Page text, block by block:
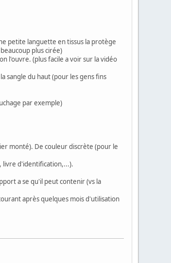
petite languette en tissus la protège
plus cirée)
l'ouvre. (plus facile a voir sur la vidéo
sangle du haut (pour les gens fins
par exemple)
monté). De couleur discrète (pour le
livre d'identification,...).
a se qu'il peut contenir (vs la
après quelques mois d'utilisation